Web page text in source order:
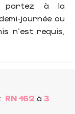
partez à la
journée ou
n'est requis,
: RN 162 à 3